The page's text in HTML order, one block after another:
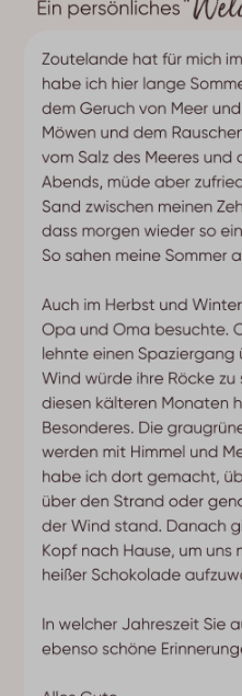
Smart Tv
Ausländische Fernseher
Flachbild-TV
Wohnzimmer
Badezimmer
Toiletten: 1
Dusche: 1
Badezimmer: 1
Schlafzimmer
Einzelbett: 1
Doppelbett: 1
Anzahl Betten: 2
Bezogen Betten
Schlafzimmer: 2
Barrierefreiheit
Erdgeschoss
Außenbereich